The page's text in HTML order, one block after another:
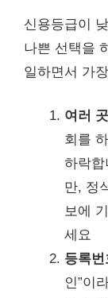
신용등급이
나쁜 선택을
일하면서 가
여러
회를
하락합
만, 정
보에
세요
등록
인”이